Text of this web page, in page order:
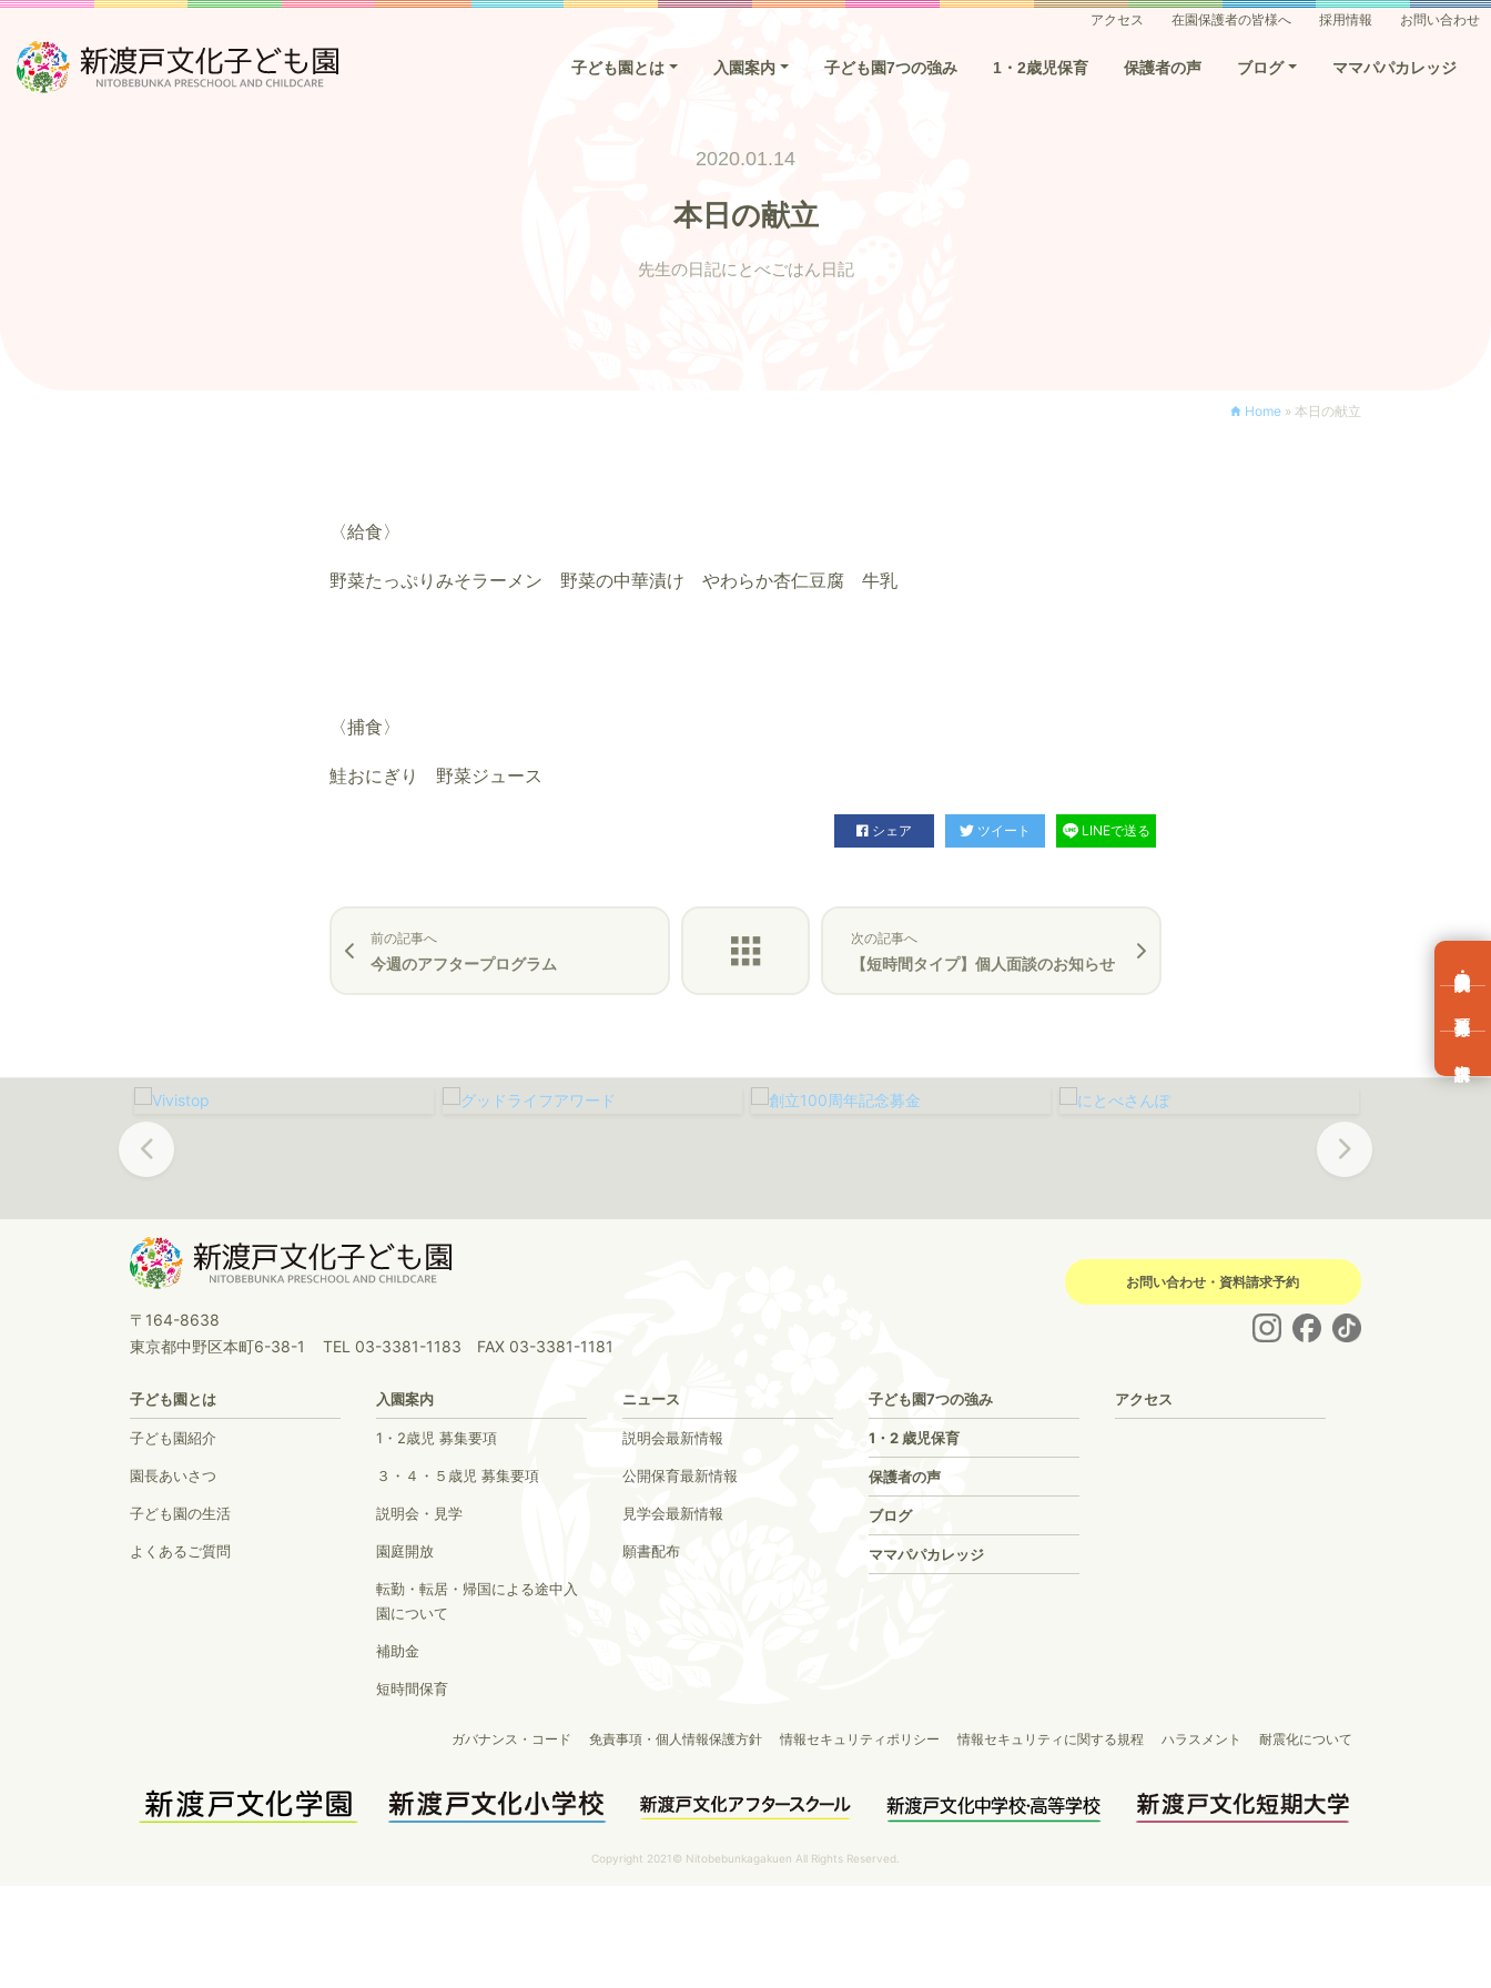
アクセス 在園保護者の皆様へ 採用情報 お問い合わせ
子ども園とは 入園案内 子ども園7つの強み 1・2歳児保育 保護者の声 ブログ ママパパカレッジ
2020.01.14
本日の献立
先生の日記にとべごはん日記
Home » 本日の献立
〈給食〉
野菜たっぷりみそラーメン 野菜の中華漬け やわらか杏仁豆腐 牛乳
〈捕食〉
鮭おにぎり 野菜ジュース
シェア ツイート LINEで送る
前の記事へ
今週のアフタープログラム
次の記事へ
【短時間タイプ】個人面談のお知らせ
Previous Next
〒164-8638
東京都中野区本町6-38-1
TEL 03-3381-1183 FAX 03-3381-1181
お問い合わせ・資料請求予約
子ども園とは
子ども園紹介
園長あいさつ
子ども園の生活
よくあるご質問
入園案内
1・2歳児 募集要項
３・４・５歳児 募集要項
説明会・見学
園庭開放
転勤・転居・帰国による途中入
園について
補助金
短時間保育
ニュース
説明会最新情報
公開保育最新情報
見学会最新情報
願書配布
子ども園7つの強み
1・2 歳児保育
保護者の声
ブログ
ママパパカレッジ
アクセス
ガバナンス・コード 免責事項・個人情報保護方針 情報セキュリティポリシー 情報セキュリティに関する規程 ハラスメント 耐震化について
Copyright 2021© Nitobebunkagakuen All Rights Reserved.